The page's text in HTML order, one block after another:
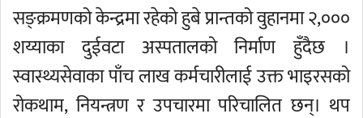
सङ्क्रमणको केन्द्रमा रहेको हुबे प्रान्तको वुहानमा २,०००
शय्याका दुईवटा अस्पतालको निर्माण हुँदैछ ।
स्वास्थ्यसेवाका पाँच लाख कर्मचारीलाई उक्त भाइरसको
रोकथाम, नियन्त्रण र उपचारमा परिचालित छन्। थप